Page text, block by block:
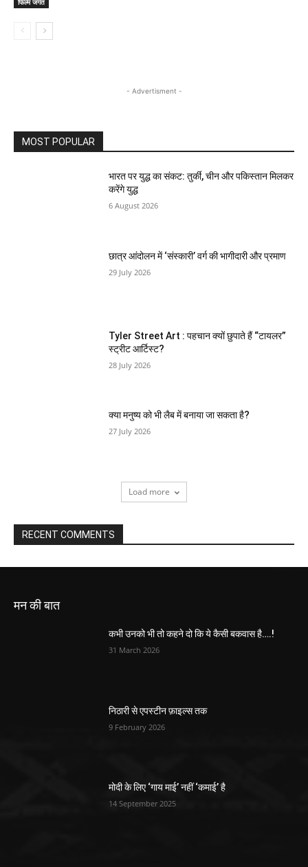
फिल्म जगत
- Advertisment -
MOST POPULAR
भारत पर युद्ध का संकट: तुर्की, चीन और पकिस्तान मिलकर
करेंगे युद्ध
6 August 2026
छात्र आंदोलन में ‘संस्कारी’ वर्ग की भागीदारी और प्रमाण
29 July 2026
Tyler Street Art : पहचान क्यों छुपाते हैं “टायलर”
स्ट्रीट आर्टिस्ट?
28 July 2026
क्या मनुष्य को भी लैब में बनाया जा सकता है?
27 July 2026
Load more
RECENT COMMENTS
मन की बात
कभी उनको भी तो कहने दो कि ये कैसी बकवास है….!
31 March 2026
निठारी से एपस्टीन फ़ाइल्स तक
9 February 2026
मोदी के लिए ‘गाय माई’ नहीं ‘कमाई’ है
14 September 2025